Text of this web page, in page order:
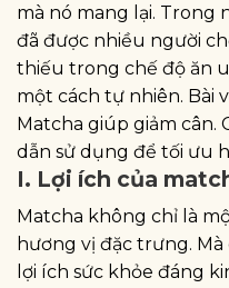
mà nó mang lại. Trong
đã được nhiều người
thiếu trong chế độ ăn
một cách tự nhiên. Bài
Matcha giúp giảm cân.
dẫn sử dụng để tối ưu
I. Lợi ích của
Matcha không chỉ là
hương vị đặc trưng.
lợi ích sức khỏe đáng